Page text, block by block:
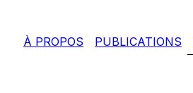
À PROPOS PUBLICATIONS